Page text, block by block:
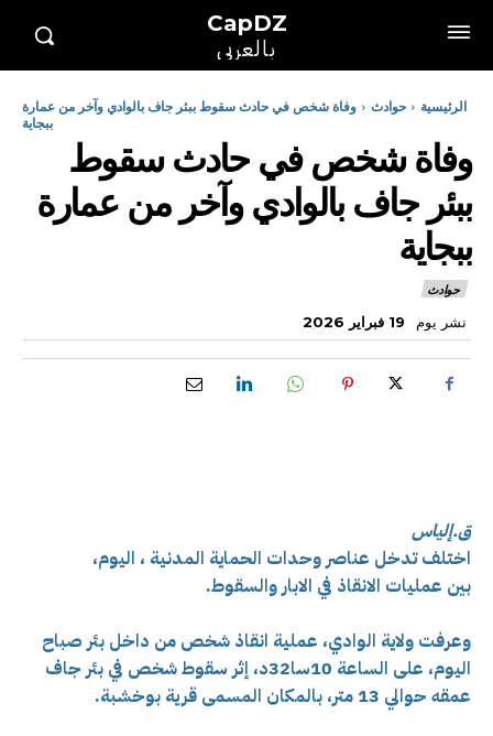
CapDZ
بالعربي
الرئيسية حوادث
وفاة شخص في حادث سقوط ببئر جاف بالوادي وآخر من عمارة
ببجاية
وفاة شخص في حادث سقوط
ببئر جاف بالوادي وآخر من عمارة
ببجاية
حوادث
نشر يوم 19 فبراير 2026
ق.إلياس
اختلف تدخل عناصر وحدات الحماية المدنية ، اليوم،
بين عمليات الانقاذ في الابار والسقوط.
وعرفت ولاية الوادي، عملية انقاذ شخص من داخل بئر صباح
اليوم،
على الساعة 10سا32د، إثر سقوط شخص في بئر جاف
عمقه حوالي 13 متر، بالمكان المسمى قرية بوخشبة.